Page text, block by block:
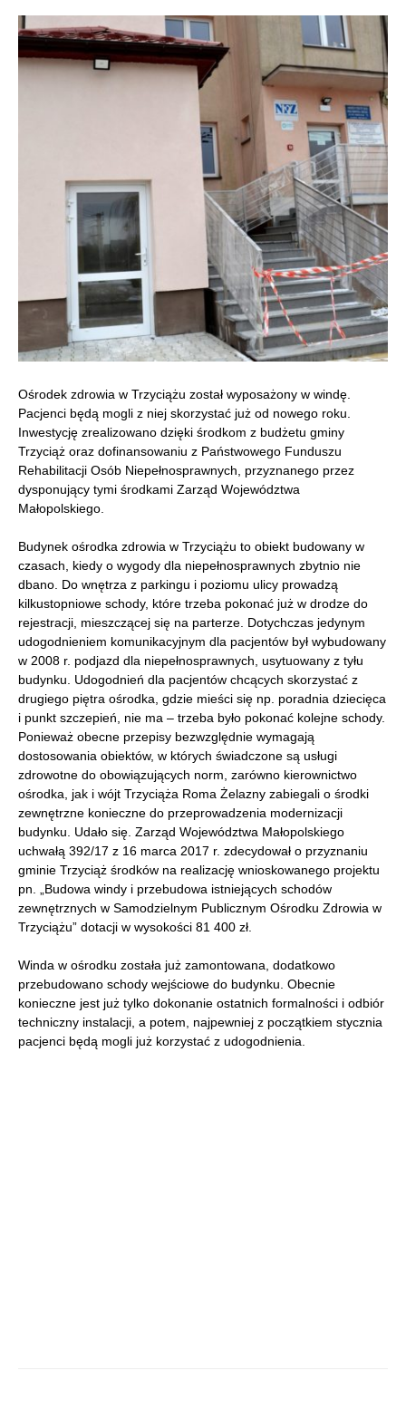
Ośrodek zdrowia w Trzyciążu został wyposażony w windę.
Pacjenci będą mogli z niej skorzystać już od nowego roku.
Inwestycję zrealizowano dzięki środkom z budżetu gminy
Trzyciąż oraz dofinansowaniu z Państwowego Funduszu
Rehabilitacji Osób Niepełnosprawnych, przyznanego przez
dysponujący tymi środkami Zarząd Województwa
Małopolskiego.
Budynek ośrodka zdrowia w Trzyciążu to obiekt budowany w
czasach, kiedy o wygody dla niepełnosprawnych zbytnio nie
dbano. Do wnętrza z parkingu i poziomu ulicy prowadzą
kilkustopniowe schody, które trzeba pokonać już w drodze do
rejestracji, mieszczącej się na parterze. Dotychczas jedynym
udogodnieniem komunikacyjnym dla pacjentów był wybudowany
w 2008 r. podjazd dla niepełnosprawnych, usytuowany z tyłu
budynku. Udogodnień dla pacjentów chcących skorzystać z
drugiego piętra ośrodka, gdzie mieści się np. poradnia dziecięca
i punkt szczepień, nie ma – trzeba było pokonać kolejne schody.
Ponieważ obecne przepisy bezwzględnie wymagają
dostosowania obiektów, w których świadczone są usługi
zdrowotne do obowiązujących norm, zarówno kierownictwo
ośrodka, jak i wójt Trzyciąża Roma Żelazny zabiegali o środki
zewnętrzne konieczne do przeprowadzenia modernizacji
budynku. Udało się. Zarząd Województwa Małopolskiego
uchwałą 392/17 z 16 marca 2017 r. zdecydował o przyznaniu
gminie Trzyciąż środków na realizację wnioskowanego projektu
pn. „Budowa windy i przebudowa istniejących schodów
zewnętrznych w Samodzielnym Publicznym Ośrodku Zdrowia w
Trzyciążu” dotacji w wysokości 81 400 zł.
Winda w ośrodku została już zamontowana, dodatkowo
przebudowano schody wejściowe do budynku. Obecnie
konieczne jest już tylko dokonanie ostatnich formalności i odbiór
techniczny instalacji, a potem, najpewniej z początkiem stycznia
pacjenci będą mogli już korzystać z udogodnienia.